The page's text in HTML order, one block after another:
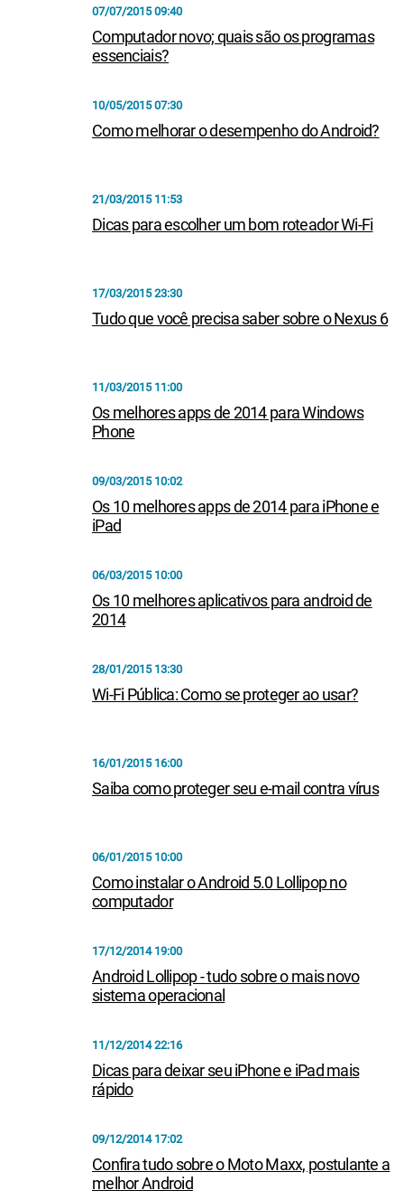
07/07/2015 09:40
Computador novo; quais são os programas
essenciais?
10/05/2015 07:30
Como melhorar o desempenho do Android?
21/03/2015 11:53
Dicas para escolher um bom roteador Wi-Fi
17/03/2015 23:30
Tudo que você precisa saber sobre o Nexus 6
11/03/2015 11:00
Os melhores apps de 2014 para Windows
Phone
09/03/2015 10:02
Os 10 melhores apps de 2014 para iPhone e
iPad
06/03/2015 10:00
Os 10 melhores aplicativos para android de
2014
28/01/2015 13:30
Wi-Fi Pública: Como se proteger ao usar?
16/01/2015 16:00
Saiba como proteger seu e-mail contra vírus
06/01/2015 10:00
Como instalar o Android 5.0 Lollipop no
computador
17/12/2014 19:00
Android Lollipop - tudo sobre o mais novo
sistema operacional
11/12/2014 22:16
Dicas para deixar seu iPhone e iPad mais
rápido
09/12/2014 17:02
Confira tudo sobre o Moto Maxx, postulante a
melhor Android